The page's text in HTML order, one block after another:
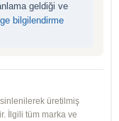
geldiği ve
bilgilendirme
üretilmiş
İlgili tüm marka ve